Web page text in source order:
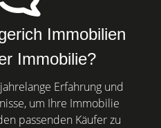
Immobilien
Immobilie?
Erfahrung und
um Ihre Immobilie
passenden Käufer zu